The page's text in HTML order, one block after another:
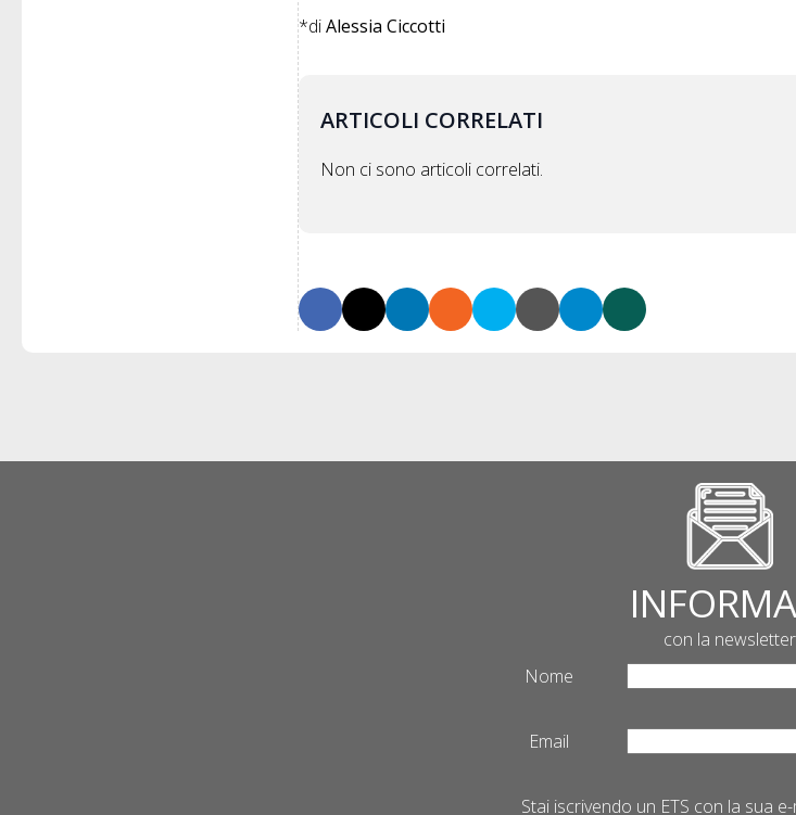
*diAlessia Ciccotti
ARTICOLI CORRELATI
Non ci sono articoli correlati.
con la newsletter
Nome
Email
Stai iscrivendo un ETS con la sua e-